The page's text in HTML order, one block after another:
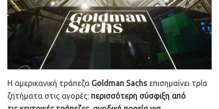
δραστηριότητας σε σύγκριση με το 2020, πριν από την
ιστορική ανοδική πορεία των κρυπτονομισμάτων,
καθώς και τις συνεργασίες της με κορυφαίες εταιρείες
όπως η BlackRock. Σύμφωνα με την επιστολή, περίπου
το 25% των 100 μεγαλύτερων αμοιβαίων κεφαλαίων
σε αντίθεση με μόνο ένα μικρό αριθμό στα τέλη του
2020.
Η αμερικανική τράπεζα Goldman Sachs επισημαίνει τρία
ζητήματα στις αγορές: περισσότερη σύσφιξη από